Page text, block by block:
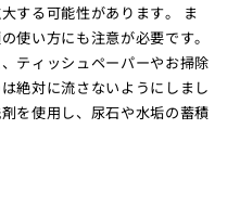
する可能性があります。 ま
使い方にも注意が必要です。
ティッシュペーパーやお掃除
絶対に流さないようにしまし
を使用し、尿石や水垢の蓄積